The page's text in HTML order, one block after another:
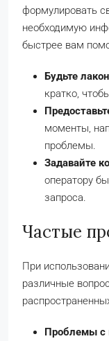
формулировать
необходимую
быстрее вам
Будьте
кратко,
моменты,
проблемы.
Задавайте
оператору
запроса.
Частые
При
различные
Проблемы с